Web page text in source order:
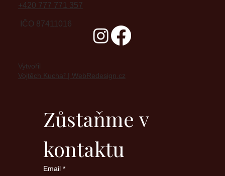
+420 777 771 357
IČO 87411016
Zůstaňme v
kontaktu
Email *
Vytvořil
Vojtěch Kuchař | WebRedesign.cz